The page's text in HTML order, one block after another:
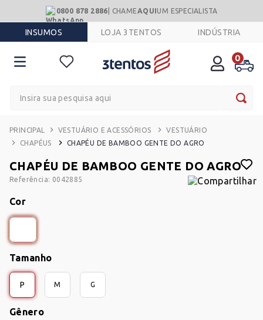
0800 878 2886 | CHAME AQUIUM ESPECIALISTA
INSUMOS LOJA 3TENTOS INDÚSTRIA
0
VESTUÁRIO E ACESSÓRIOS
VESTUÁRIO
CHAPÉUS
CHAPÉU DE BAMBOO GENTE DO AGRO
CHAPÉU DE BAMBOO GENTE DO AGRO
Referência: 0042885
Tamanho
P G
M
Cor
Gênero